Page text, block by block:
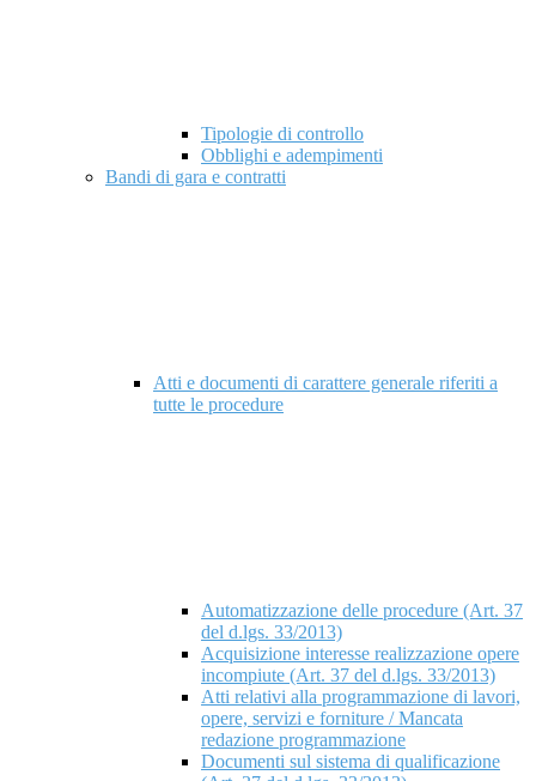
Tipologie di controllo
Obblighi e adempimenti
Bandi di gara e contratti
Atti e documenti di carattere generale riferiti a
tutte le procedure
Automatizzazione delle procedure (Art. 37
del d.lgs. 33/2013)
Acquisizione interesse realizzazione opere
incompiute (Art. 37 del d.lgs. 33/2013)
Atti relativi alla programmazione di lavori,
opere, servizi e forniture / Mancata
redazione programmazione
Documenti sul sistema di qualificazione